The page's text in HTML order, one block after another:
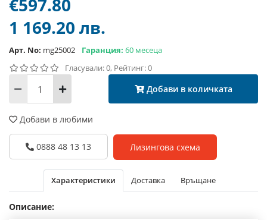
€597.80
1 169.20 лв.
Арт. No: mg25002 Гаранция: 60 месеца
Гласували: 0, Рейтинг: 0
Добави в количката
Добави в любими
0888 48 13 13 Лизингова схема
Характеристики Доставка Връщане
Описание: